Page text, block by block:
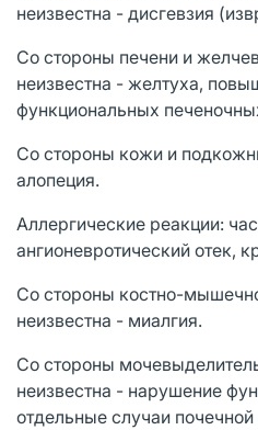
неизвестна - дисгевзия
Со стороны печени и
неизвестна - желтуха,
функциональных
Со стороны кожи и
алопеция.
Аллергические реакции:
ангионевротический отек,
Со стороны костно-
неизвестна - миалгия.
Со стороны
неизвестна - нарушение
отдельные случаи почечной